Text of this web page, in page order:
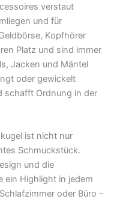
verstaut
und für
Kopfhörer
Platz und sind immer
Jacken und Mäntel
oder gewickelt
schafft Ordnung in der
ist nicht nur
Schmuckstück.
und die
ein Highlight in jedem
oder Büro –